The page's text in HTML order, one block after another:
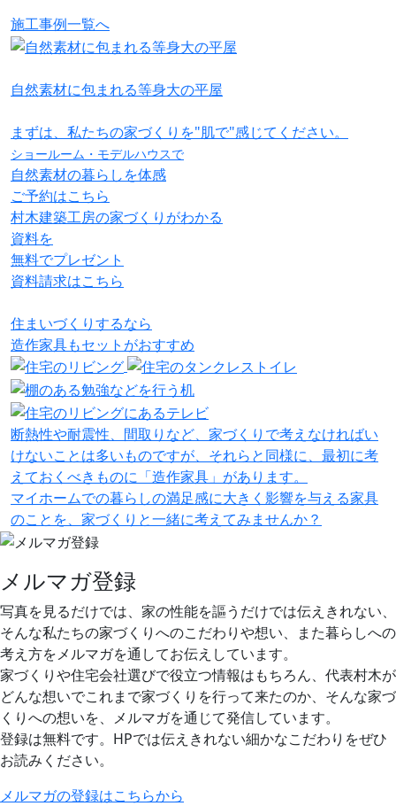
施工事例一覧へ
自然素材に包まれる等身大の平屋
まずは、私たちの家づくりを"肌で"感じてください。
ショールーム・モデルハウスで
自然素材の暮らしを体感
ご予約はこちら
村木建築工房の家づくりがわかる
資料を
無料でプレゼント
資料請求はこちら
住まいづくりするなら
造作家具もセット がおすすめ
断熱性や耐震性、間取りなど、家づくりで考えなければい
けないことは多いものですが、それらと同様に、最初に考
えておくべきものに「造作家具」があります。
マイホームでの暮らしの満足感に大きく影響を与える家具
のことを、家づくりと一緒に考えてみませんか？
メルマガ登録
写真を見るだけでは、家の性能を謳うだけでは伝えきれない、
そんな私たちの家づくりへのこだわりや想い、また暮らしへの
考え方をメルマガを通してお伝えしています。
家づくりや住宅会社選びで役立つ情報はもちろん、代表村木が
どんな想いでこれまで家づくりを行って来たのか、そんな家づ
くりへの想いを、メルマガを通じて発信しています。
登録は無料です。HPでは伝えきれない細かなこだわりをぜひ
お読みください。
メルマガの登録はこちらから